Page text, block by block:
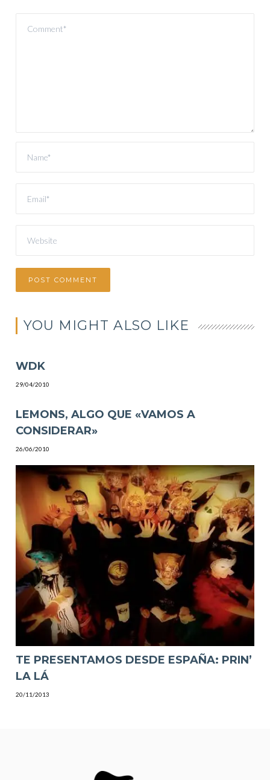
YOU MIGHT ALSO LIKE
WDK
29/04/2010
LEMONS, ALGO QUE «VAMOS A
CONSIDERAR»
26/06/2010
TE PRESENTAMOS DESDE ESPAÑA: PRIN’
LA LÁ
20/11/2013